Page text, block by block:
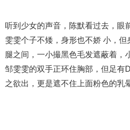
听到少女的声音，陈默看过去，眼
雯雯个子不矮，身形也不娇 小，
腿之间，一小撮黑色毛发遮蔽着，
邹雯雯的双手正环住胸部，但足有
之欲出，更是遮不住上面粉色的乳